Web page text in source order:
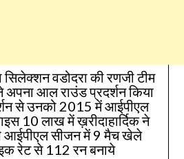
वडोदरा की रणजी टीम
आल राउंड प्रदर्शन किया
से उनको 2015 में आईपीएल
10 लाख में ख़रीदाहार्दिक ने
आईपीएल सीजन में 9 मैच खेले
रेट से 112 रन बनाये